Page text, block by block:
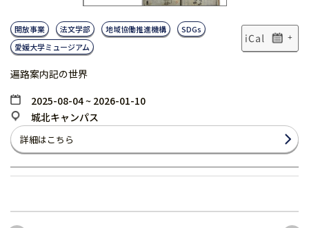
開放事業 法文学部 地域協働推進機構
SDGs
愛媛大学ミュージアム
+
遍路案内記の世界
2025-08-04 ~ 2026-01-10
城北キャンパス
詳細はこちら